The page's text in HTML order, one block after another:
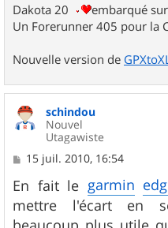
Dakota 20
embarqué
Un Forerunner 405 pour la
Nouvelle version de
schindou
Nouvel
Utagawiste
M
s
s
a
g
15 juil. 2010, 16:54
En fait le garmin
mettre l'écart en